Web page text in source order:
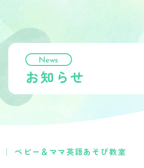
News
お知らせ
ベビー＆ママ英語あそび教室